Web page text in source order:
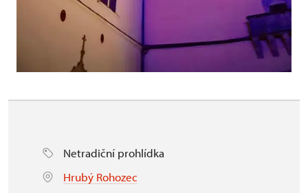
Netradiční prohlídka
Hrubý Rohozec